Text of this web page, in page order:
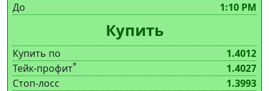
До
1:10 PM
Купить
Купить по
1.4012
Тейк-профит*
1.4027
Стоп-лосс
1.3993